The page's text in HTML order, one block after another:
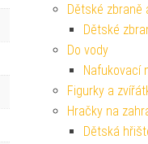
Dětské zbraně
Dětské
Do vody
Nafukovací
Figurky a
Hračky na
Dětská